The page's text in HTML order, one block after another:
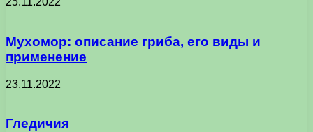
Мухомор: описание гриба, его виды и
применение
23.11.2022
Гледичия